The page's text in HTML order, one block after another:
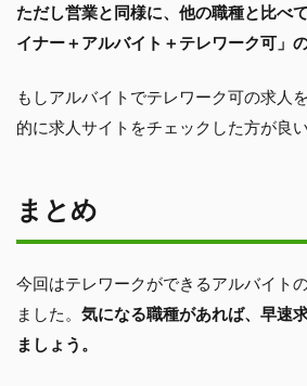
ただし営業と同様に、他の職種と比べ
イナー＋アルバイト＋テレワーク可」
もしアルバイトでテレワーク可の求人
的に求人サイトをチェックした方が良い
まとめ
今回はテレワークができるアルバイト
ました。 気になる職種があれば、早速
ましょう。